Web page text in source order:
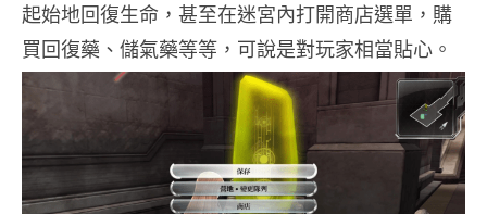
起始地回復生命，甚至在迷宮內打開商店選單，購
買回復藥、儲氣藥等等，可說是對玩家相當貼心。